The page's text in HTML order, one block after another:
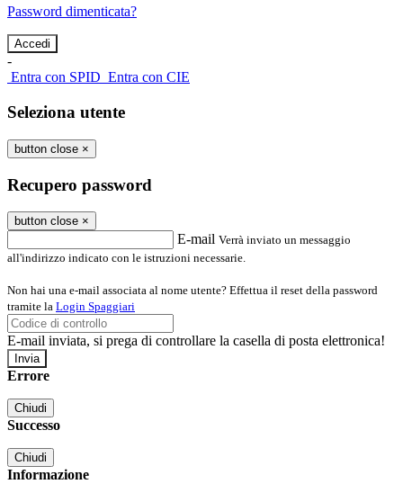
Password dimenticata?
-
Entra con SPID Entra con CIE
Seleziona utente
button close ×
Recupero password
button close ×
E-mail Verrà inviato un messaggio
all'indirizzo indicato con le istruzioni necessarie.
Non hai una e-mail associata al nome utente? Effettua il reset della password
tramite la Login Spaggiari
E-mail inviata, si prega di controllare la casella di posta elettronica!
Errore
Chiudi
Successo
Chiudi
Informazione